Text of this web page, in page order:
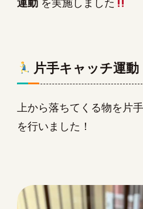
運動を実施しました
片手キャッチ運動
上から落ちてくる物を片
を行いました！